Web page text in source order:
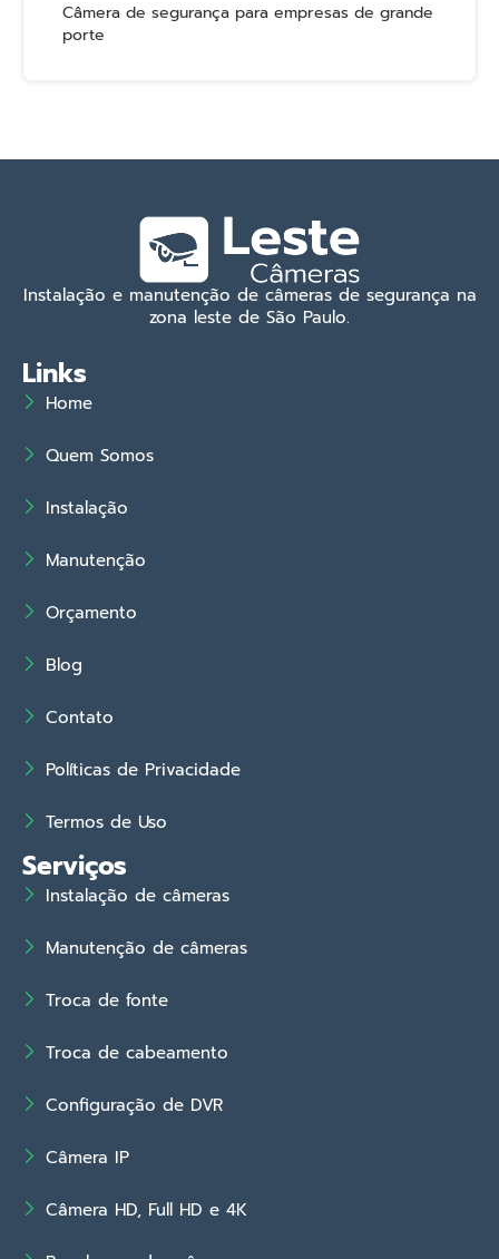
Câmera de segurança para empresas de grande
porte
Instalação e manutenção de câmeras de segurança na
zona leste de São Paulo.
Links
Home
Quem Somos
Instalação
Manutenção
Orçamento
Blog
Contato
Políticas de Privacidade
Termos de Uso
Serviços
Instalação de câmeras
Manutenção de câmeras
Troca de fonte
Troca de cabeamento
Configuração de DVR
Câmera IP
Câmera HD, Full HD e 4K